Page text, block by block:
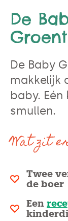
De
De Baby
makkelijk
baby.
smullen.
Wat zit
Twee
de boer
Een